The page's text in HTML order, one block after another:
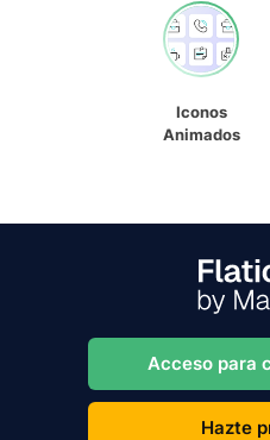
Iconos
Animados
Acceso para
Hazte